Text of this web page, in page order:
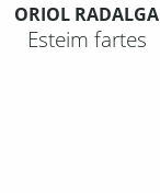
ORIOL RADALGA
Esteim fartes